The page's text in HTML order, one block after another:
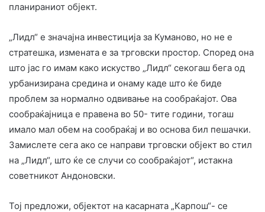
планираниот објект.
„Лидл“ е значајна инвестиција за Куманово, но не е
стратешка, измената е за трговски простор. Според она
што јас го имам како искуство „Лидл“ секогаш бега од
урбанизирана средина и онаму каде што ќе биде
проблем за нормално одвивање на сообраќајот. Ова
сообраќајница е правена во 50- тите години, тогаш
имало мал обем на сообраќај и во основа бил пешачки.
Замислете сега ако се направи трговски објект во стил
на „Лидл“, што ќе се случи со сообраќајот“, истакна
советникот Андоновски.
Тој предложи, објектот на касарната „Карпош“- се